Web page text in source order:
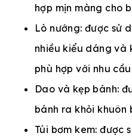
hợp mịn màng cho
Lò nướng: được sử
nhiều kiểu dáng và
phù hợp với nhu
Dao và kẹp bánh:
bánh ra khỏi khuôn
Túi bơm kem: được